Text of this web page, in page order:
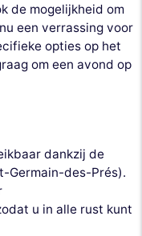
de mogelijkheid om
een verrassing voor
opties op het
om een avond op
dankzij de
Germain-des-Prés).
u in alle rust kunt